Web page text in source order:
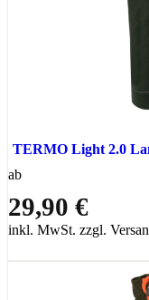
TERMO Light 2.0
ab
29,90 €
inkl. MwSt. zzgl.